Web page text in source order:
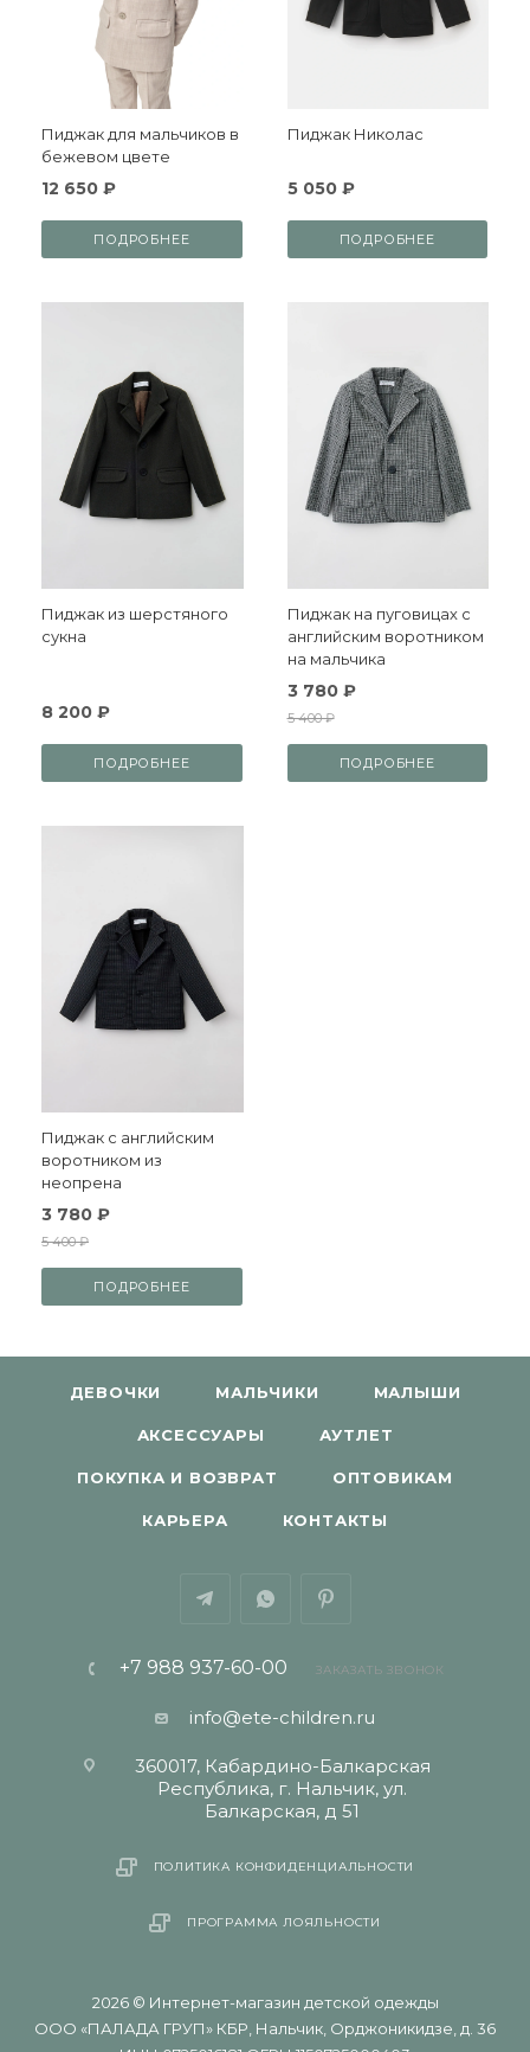
Пиджак для мальчиков в
бежевом цвете
12 650 ₽
ПОДРОБНЕЕ
Пиджак Николас
5 050 ₽
ПОДРОБНЕЕ
Пиджак из шерстяного
сукна
8 200 ₽
ПОДРОБНЕЕ
Пиджак на пуговицах с
английским воротником
на мальчика
3 780 ₽
5 400 ₽
ПОДРОБНЕЕ
Пиджак с английским
воротником из
неопрена
3 780 ₽
5 400 ₽
ПОДРОБНЕЕ
ДЕВОЧКИ МАЛЬЧИКИ МАЛЫШИ
АКСЕССУАРЫ АУТЛЕТ
ПОКУПКА И ВОЗВРАТ ОПТОВИКАМ
КАРЬЕРА КОНТАКТЫ
+7 988 937-60-00 ЗАКАЗАТЬ ЗВОНОК
info@ete-children.ru
360017, Кабардино-Балкарская
Республика, г. Нальчик, ул.
Балкарская, д 51
ПОЛИТИКА КОНФИДЕНЦИАЛЬНОСТИ
ПРОГРАММА ЛОЯЛЬНОСТИ
2026 © Интернет-магазин детской одежды
ООО «ПАЛАДА ГРУП» КБР, Нальчик, Орджоникидзе, д. 36